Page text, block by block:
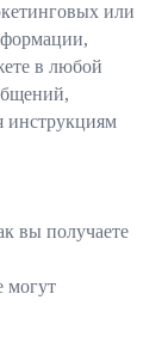
или
в любой
инструкциям
вы получаете
могут